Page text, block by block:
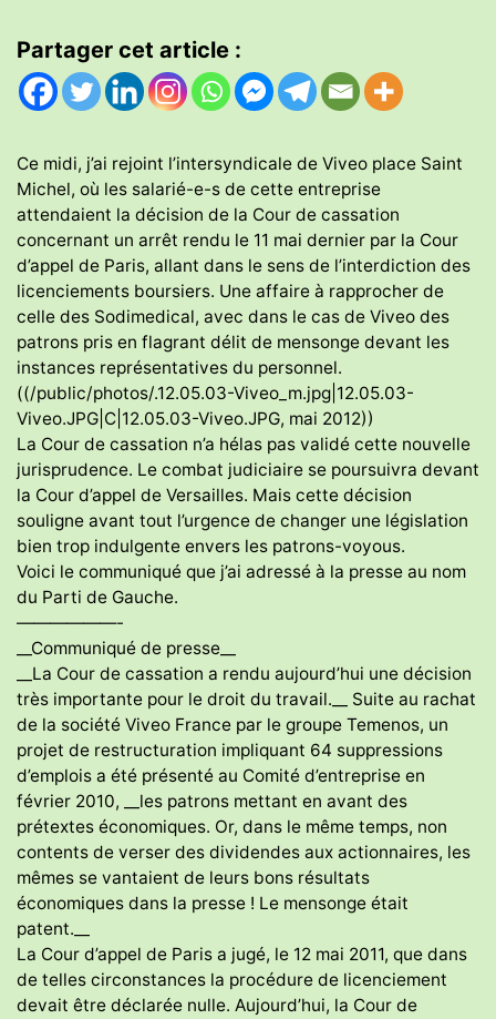
Partager cet article :
Ce midi, j’ai rejoint l’intersyndicale de Viveo place Saint
Michel, où les salarié-e-s de cette entreprise
attendaient la décision de la Cour de cassation
concernant un arrêt rendu le 11 mai dernier par la Cour
d’appel de Paris, allant dans le sens de l’interdiction des
licenciements boursiers. Une affaire à rapprocher de
celle des Sodimedical, avec dans le cas de Viveo des
patrons pris en flagrant délit de mensonge devant les
instances représentatives du personnel.
((/public/photos/.12.05.03-Viveo_m.jpg|12.05.03-
Viveo.JPG|C|12.05.03-Viveo.JPG, mai 2012))
La Cour de cassation n’a hélas pas validé cette nouvelle
jurisprudence. Le combat judiciaire se poursuivra devant
la Cour d’appel de Versailles. Mais cette décision
souligne avant tout l’urgence de changer une législation
bien trop indulgente envers les patrons-voyous.
Voici le communiqué que j’ai adressé à la presse au nom
du Parti de Gauche.
——————-
__Communiqué de presse__
__La Cour de cassation a rendu aujourd’hui une décision
très importante pour le droit du travail.__ Suite au rachat
de la société Viveo France par le groupe Temenos, un
projet de restructuration impliquant 64 suppressions
d’emplois a été présenté au Comité d’entreprise en
février 2010, __les patrons mettant en avant des
prétextes économiques. Or, dans le même temps, non
contents de verser des dividendes aux actionnaires, les
mêmes se vantaient de leurs bons résultats
économiques dans la presse ! Le mensonge était
patent.__
La Cour d’appel de Paris a jugé, le 12 mai 2011, que dans
de telles circonstances la procédure de licenciement
devait être déclarée nulle. Aujourd’hui, la Cour de